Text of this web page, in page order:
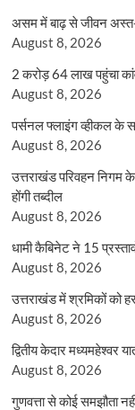
असम में बाढ़ से जीवन
August 8, 2026
2 करोड़ 64 लाख पहुंचा
August 8, 2026
पर्सनल फ्लाइंग व्हीकल के
August 8, 2026
उत्तराखंड परिवहन निगम
होंगी तब्दील
August 8, 2026
धामी कैबिनेट ने 15
August 8, 2026
उत्तराखंड में श्रमिकों को
August 8, 2026
द्वितीय केदार मध्यमहेश्वर
August 8, 2026
गुणवत्ता से कोई समझौता